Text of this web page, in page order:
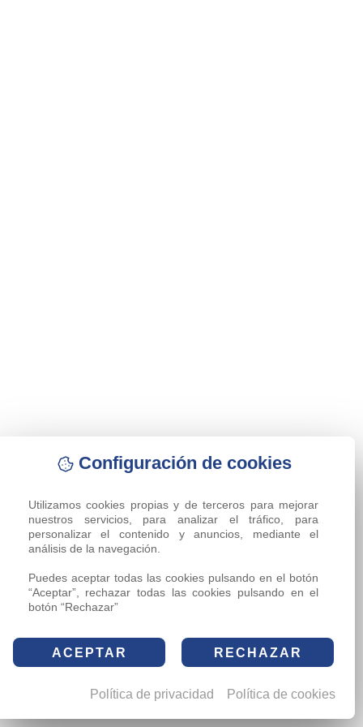
Configuración de cookies
Utilizamos cookies propias y de terceros para mejorar
nuestros servicios, para analizar el tráfico, para
personalizar el contenido y anuncios, mediante el
análisis de la navegación.
Puedes aceptar todas las cookies pulsando en el botón
“Aceptar”, rechazar todas las cookies pulsando en el
botón “Rechazar”
ACEPTAR RECHAZAR
Política de privacidad Política de cookies